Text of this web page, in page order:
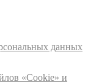
данных
«Cookie» и